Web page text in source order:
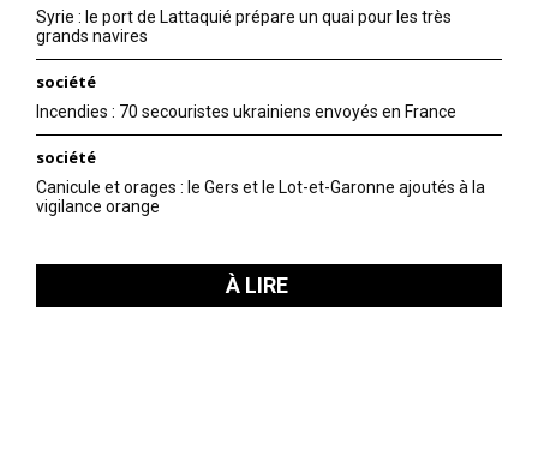
Syrie : le port de Lattaquié prépare un quai pour les très
grands navires
société
Incendies : 70 secouristes ukrainiens envoyés en France
société
Canicule et orages : le Gers et le Lot-et-Garonne ajoutés à la
vigilance orange
À LIRE